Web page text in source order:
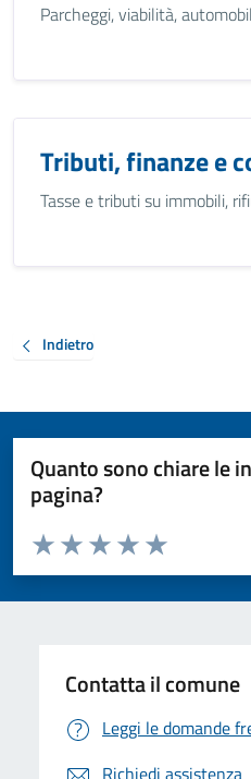
Parcheggi, viabilità,
Tributi, finanze e
Tasse e tributi su immobili,
Indietro
Quanto sono chiare le
pagina?
Valuta da 1 a 5 stelle la pagina
Valuta 5
Valuta 4 stelle su
Valuta 3 stelle su 5
Valuta 2 stelle su 5
Valuta 1 stelle su 5
Contatta il comune
Leggi le domande
Richiedi assistenza